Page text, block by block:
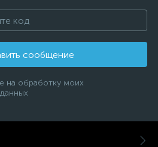
сообщение
на обработку моих